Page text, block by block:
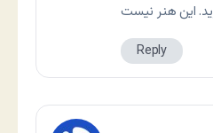
Reply